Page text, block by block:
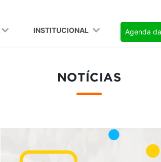
INSTITUCIONAL Agenda
NOTÍCIAS